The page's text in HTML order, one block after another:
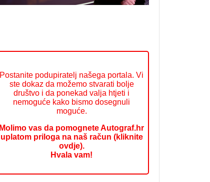
Postanite podupiratelj našega portala. Vi
ste dokaz da možemo stvarati bolje
društvo i da ponekad valja htjeti i
nemoguće kako bismo dosegnuli
moguće.
Molimo vas da pomognete Autograf.hr
uplatom priloga na naš račun (kliknite
ovdje).
Hvala vam!